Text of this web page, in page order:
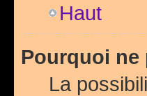
Haut
Pourquoi
La